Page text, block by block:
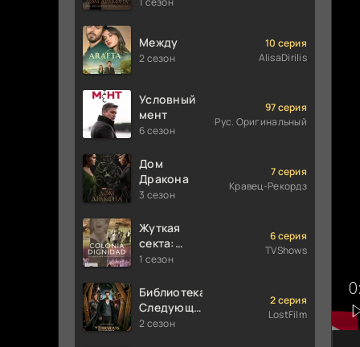
Между
2 сезон
10 серия
AlisaDirilis
Условный
мент
6 сезон
97 серия
Рус. Оригинальный
Дом
Дракона
3 сезон
7 серия
Кравец-Рекордз
Жуткая
секта:
Колония
1 сезон
6 серия
TVShows
Библиотекари:
Следующая
глава
2 сезон
2 серия
LostFilm